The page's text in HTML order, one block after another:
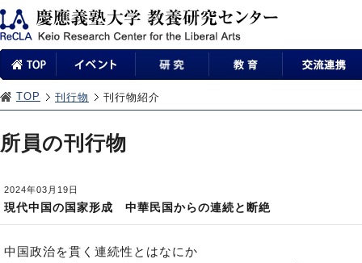
TOP 刊行物 刊行物紹介
所員の刊行物
2024年03月19日
現代中国の国家形成 中華民国からの連続と断絶
中国政治を貫く連続性とはなにか